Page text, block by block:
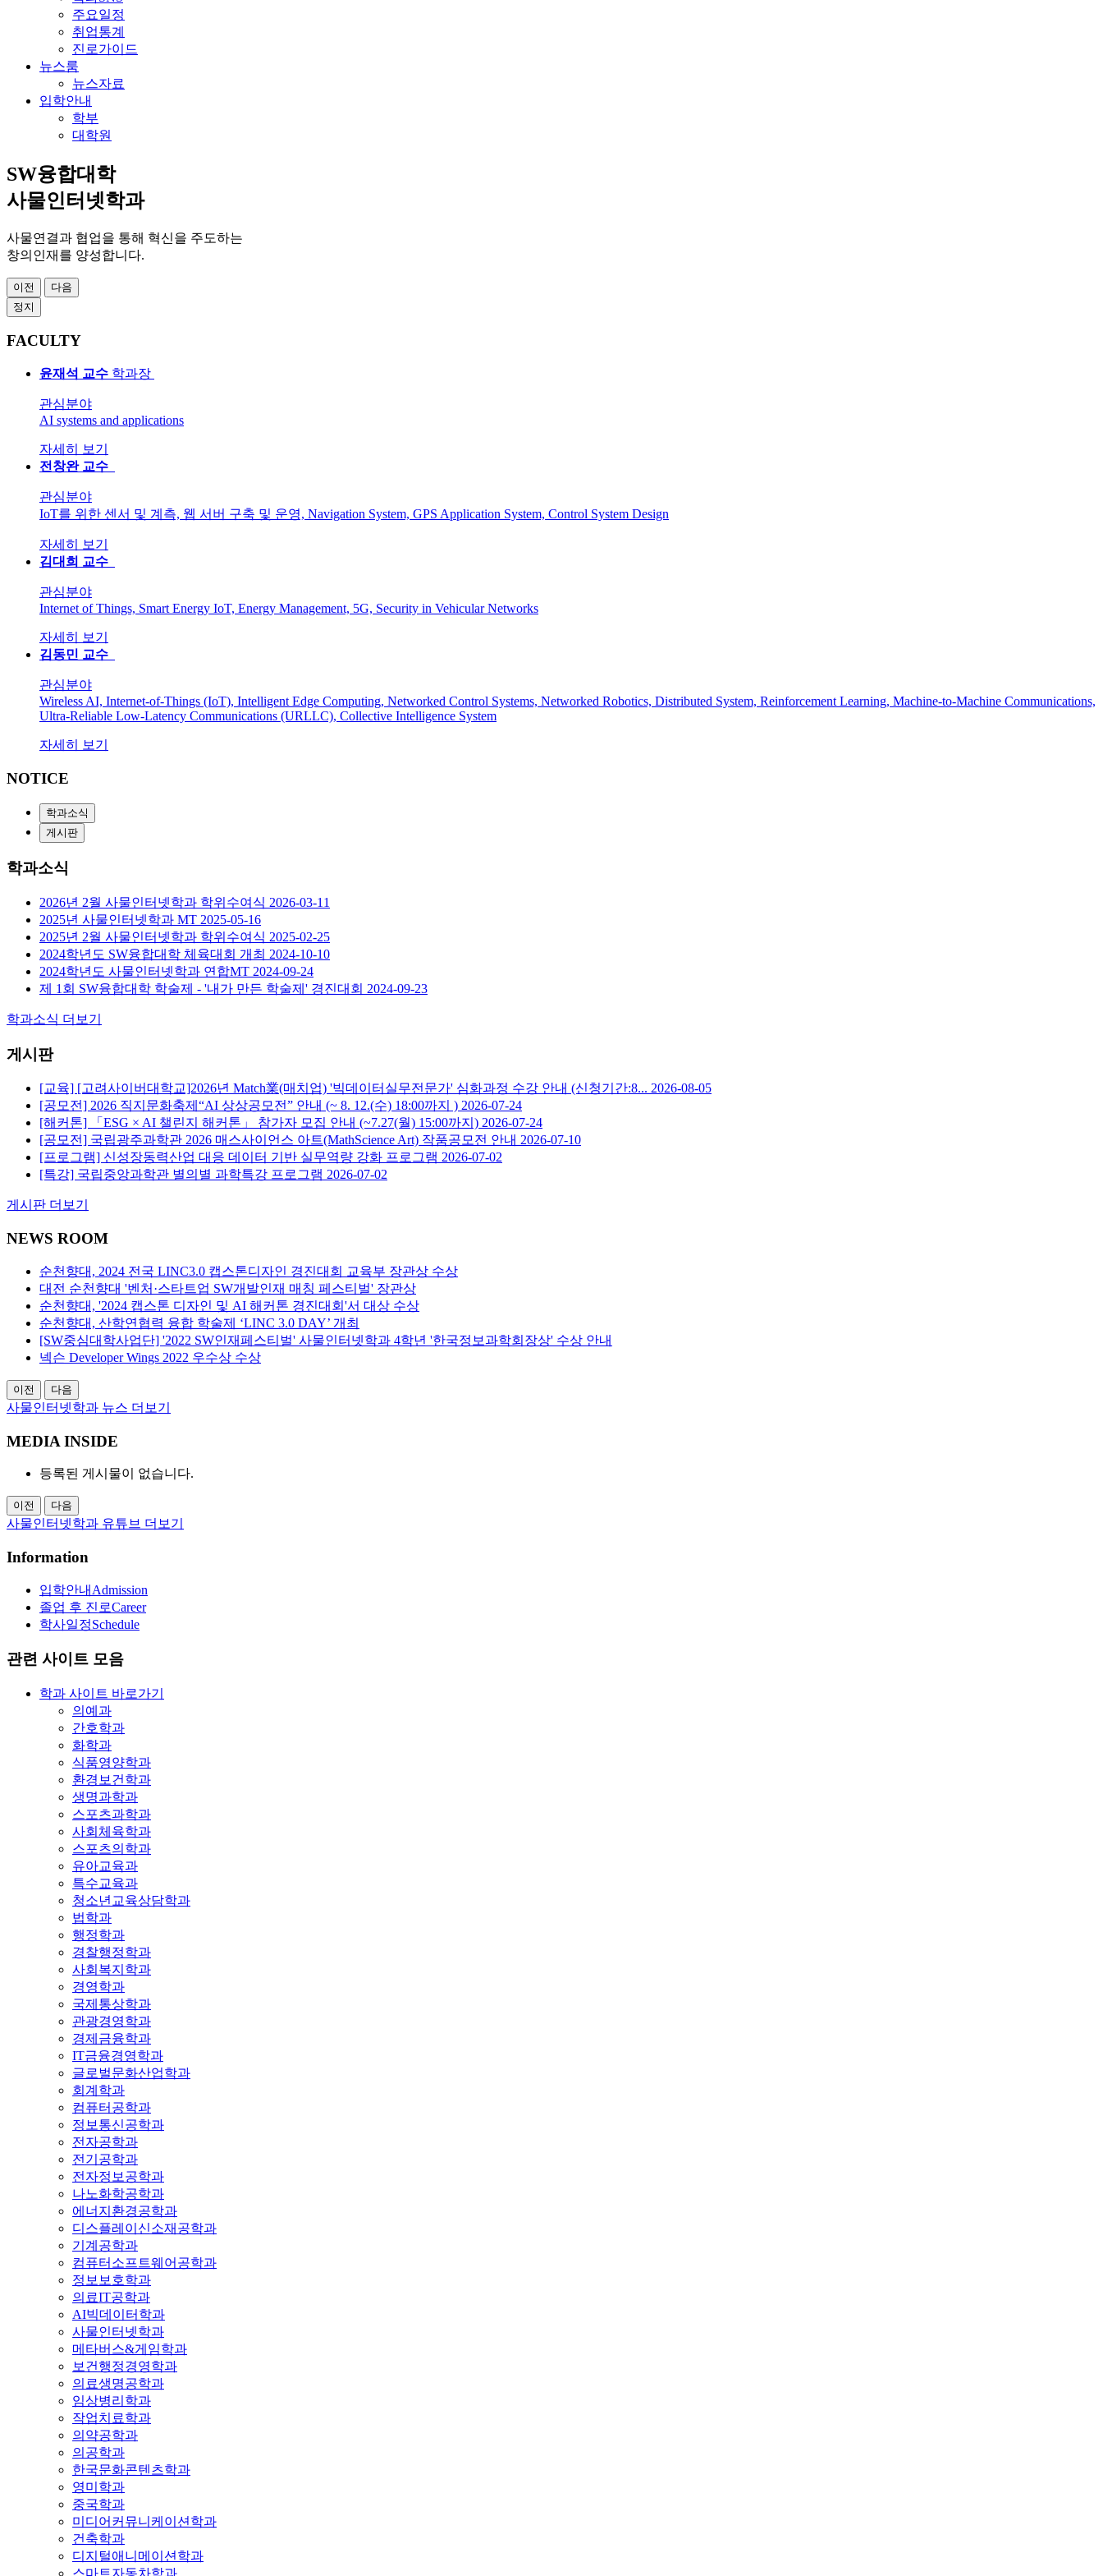
주요일정
취업통계
진로가이드
뉴스룸
뉴스자료
입학안내
학부
대학원
SW융합대학
사물인터넷학과
사물연결과 협업을 통해 혁신을 주도하는
창의인재를 양성합니다.
이전
다음
정지
FACULTY
윤재석 교수 학과장
관심분야
AI systems and applications
자세히 보기
전창완교수
관심분야
IoT를 위한 센서 및 계측, 웹 서버 구축 및 운영, Navigation System, GPS Application System, Control System Design
자세히 보기
김대희 교수
관심분야
Internet of Things, Smart Energy IoT, Energy Management, 5G, Security in Vehicular Networks
자세히 보기
김동민 교수
관심분야
Wireless AI, Internet-of-Things (IoT), Intelligent Edge Computing, Networked Control Systems, Networked Robotics, Distributed System, Reinforcement Learning, Machine-to-Machine Communications,
Ultra-Reliable Low-Latency Communications (URLLC), Collective Intelligence System
자세히 보기
NOTICE
학과소식
게시판
학과소식
2026년 2월 사물인터넷학과 학위수여식 2026-03-11
2025년 사물인터넷학과 MT 2025-05-16
2025년 2월 사물인터넷학과 학위수여식 2025-02-25
2024학년도 SW융합대학 체육대회 개최 2024-10-10
2024학년도 사물인터넷학과 연합MT 2024-09-24
제 1회 SW융합대학 학술제 - '내가 만든 학술제' 경진대회 2024-09-23
학과소식 더보기
게시판
[교육] [고려사이버대학교]2026년 Match業(매치업) '빅데이터실무전문가' 심화과정 수강 안내 (신청기간:8... 2026-08-05
[공모전] 2026 직지문화축제“AI 상상공모전” 안내 (~ 8. 12.(수) 18:00까지 ) 2026-07-24
[해커톤] 「ESG × AI 챌린지 해커톤」 참가자 모집 안내 (~7.27(월) 15:00까지) 2026-07-24
[공모전] 국립광주과학관 2026 매스사이언스 아트(MathScience Art) 작품공모전 안내 2026-07-10
[프로그램] 신성장동력산업 대응 데이터 기반 실무역량 강화 프로그램 2026-07-02
[특강] 국립중앙과학관 별의별 과학특강 프로그램 2026-07-02
게시판 더보기
NEWS ROOM
순천향대, 2024 전국 LINC3.0 캡스톤디자인 경진대회 교육부 장관상 수상
대전 순천향대 '벤처·스타트업 SW개발인재 매칭 페스티벌' 장관상
순천향대, '2024 캡스톤 디자인 및 AI 해커톤 경진대회'서 대상 수상
순천향대, 산학연협력 융합 학술제 ‘LINC 3.0 DAY’ 개최
[SW중심대학사업단] '2022 SW인재페스티벌' 사물인터넷학과 4학년 '한국정보과학회장상' 수상 안내
넥슨 Developer Wings 2022 우수상 수상
이전 다음
사물인터넷학과 뉴스 더보기
MEDIA INSIDE
등록된 게시물이 없습니다.
이전 다음
사물인터넷학과 유튜브 더보기
Information
입학안내 Admission
졸업 후 진로Career
학사일정Schedule
관련 사이트 모음
학과 사이트 바로가기
의예과
간호학과
화학과
식품영양학과
환경보건학과
생명과학과
스포츠과학과
사회체육학과
스포츠의학과
유아교육과
특수교육과
청소년교육상담학과
법학과
행정학과
경찰행정학과
사회복지학과
경영학과
국제통상학과
관광경영학과
경제금융학과
IT금융경영학과
글로벌문화산업학과
회계학과
컴퓨터공학과
정보통신공학과
전자공학과
전기공학과
전자정보공학과
나노화학공학과
에너지환경공학과
디스플레이신소재공학과
기계공학과
컴퓨터소프트웨어공학과
정보보호학과
의료IT공학과
AI빅데이터학과
사물인터넷학과
메타버스&게임학과
보건행정경영학과
의료생명공학과
임상병리학과
작업치료학과
의약공학과
의공학과
한국문화콘텐츠학과
영미학과
중국학과
미디어커뮤니케이션학과
건축학과
디지털애니메이션학과